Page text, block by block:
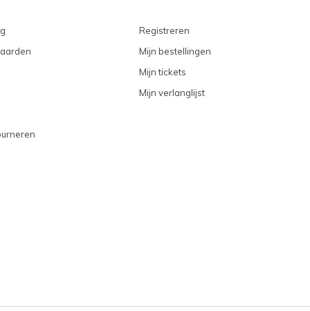
Registreren
Mijn bestellingen
Mijn tickets
Mijn verlanglijst